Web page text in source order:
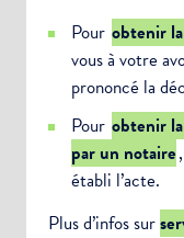
Pour obtenir
vous à votre
prononcé la
Pour obtenir
par un notaire
établi l’acte.
Plus d’infos sur